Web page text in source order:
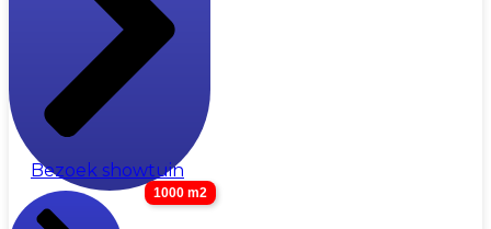
Bezoek showtuin
1000 m2